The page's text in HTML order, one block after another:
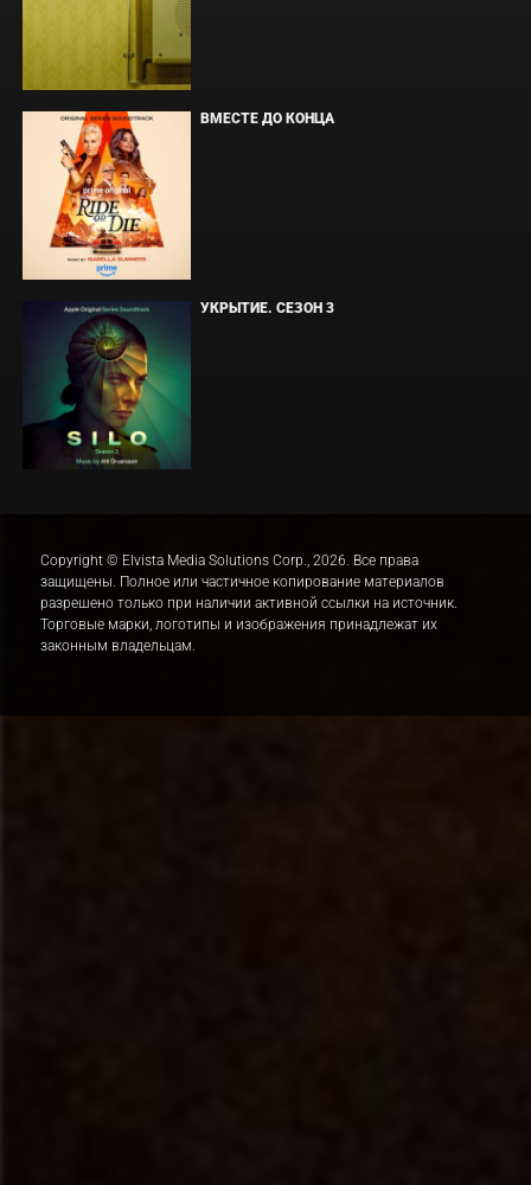
ВМЕСТЕ ДО КОНЦА
УКРЫТИЕ. СЕЗОН 3
Copyright © Elvista Media Solutions Corp., 2026. Все права
защищены. Полное или частичное копирование материалов
разрешено только при наличии активной ссылки на источник.
Торговые марки, логотипы и изображения принадлежат их
законным владельцам.